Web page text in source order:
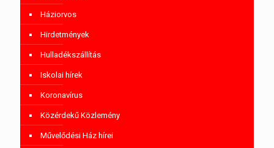
Háziorvos
Hirdetmények
Hulladékszállítás
Iskolai hírek
Koronavírus
Közérdekű Közlemény
Művelődési Ház hírei